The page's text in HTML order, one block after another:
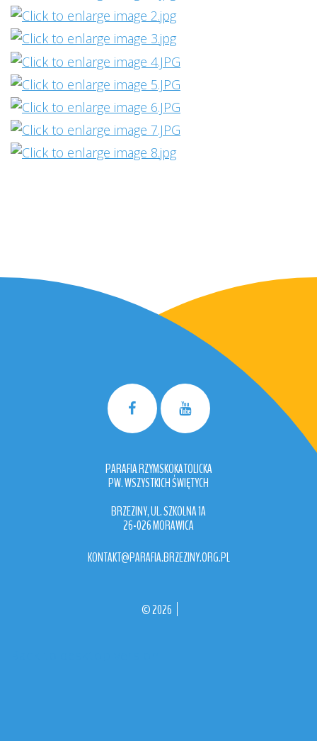
PARAFIA RZYMSKOKATOLICKA
PW. WSZYSTKICH ŚWIĘTYCH
BRZEZINY, UL. SZKOLNA 1A
26-026 MORAWICA
KONTAKT@PARAFIA.BRZEZINY.ORG.PL
©2026